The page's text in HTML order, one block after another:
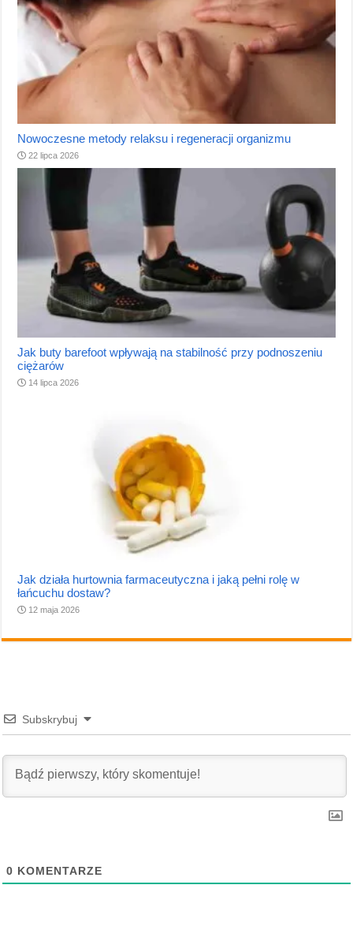
Nowoczesne metody relaksu i regeneracji organizmu
22 lipca 2026
Jak buty barefoot wpływają na stabilność przy podnoszeniu
ciężarów
14 lipca 2026
Jak działa hurtownia farmaceutyczna i jaką pełni rolę w
łańcuchu dostaw?
12 maja 2026
Subskrybuj
0 KOMENTARZE